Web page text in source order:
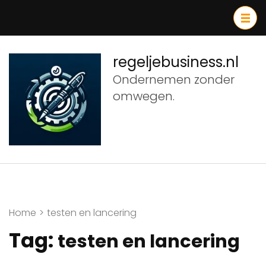
inhoud
(druk
Enter)
regeljebusiness.nl
Ondernemen zonder
omwegen.
Home > testen en lancering
Tag: testen en lancering